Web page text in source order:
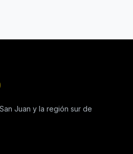
Juan y la región sur de